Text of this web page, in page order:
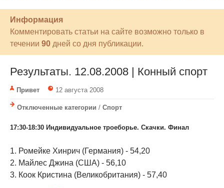
Информация
Комментировать статьи на сайте возможно только в
течении 90 дней со дня публикации.
Результаты. 12.08.2008 | Конный спорт
Привет 12 августа 2008
Отключенные категории / Спорт
17:30-18:30 Индивидуальное троеборье. Скачки. Финал
1. Ромейке Хинрич (Германия) - 54,20
2. Майлес Джина (США) - 56,10
3. Коок Кристина (Великобритания) - 57,40